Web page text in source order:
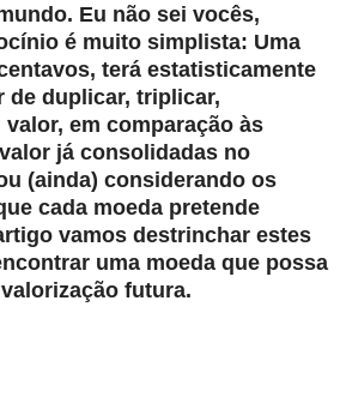
Eu não sei vocês,
é muito simplista: Uma
terá estatisticamente
de duplicar, triplicar,
em comparação às
já consolidadas no
(ainda) considerando os
cada moeda pretende
vamos destrinchar estes
uma moeda que possa
futura.